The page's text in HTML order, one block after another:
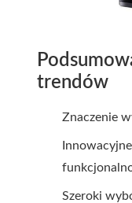
trendów
Znaczenie
Szeroki